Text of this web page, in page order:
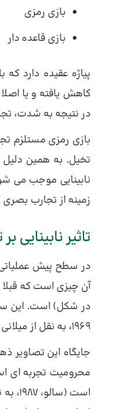
بازی رمزی
بازی قاعده دار
پیاژه عقیده دارد
کاهش یافته و یا
در نتیجه به شدت،
بازی رمزی مستلزم
تخیل. به همین دلیل
نابینایی موجب می
زمینه از تجارب بصری
تاثیر نابینایی
در سطح پیش
آن چیزی است که
در شکل) است. این سه
1969، به نقل از میلانی فر، 1374).
جایگاه این تصاویر
محرومیت تجربه ای